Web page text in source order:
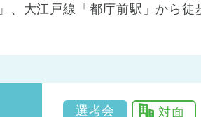
、大江戸線「都庁前駅」から徒
選考会 対面